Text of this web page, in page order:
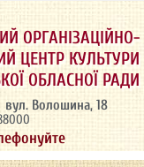
ОРГАНІЗАЦІЙНО-
ЦЕНТР КУЛЬТУРИ
ОБЛАСНОЇ РАДИ
вул. Волошина, 18